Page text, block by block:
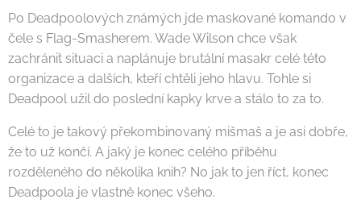
Po Deadpoolových známých jde maskované komando v
čele s Flag-Smasherem. Wade Wilson chce však
zachránit situaci a naplánuje brutální masakr celé této
organizace a dalších, kteří chtěli jeho hlavu. Tohle si
Deadpool užil do poslední kapky krve a stálo to za to.
Celé to je takový překombinovaný mišmaš a je asi dobře,
že to už končí. A jaký je konec celého příběhu
rozděleného do několika knih? No jak to jen říct, konec
Deadpoola je vlastně konec všeho.